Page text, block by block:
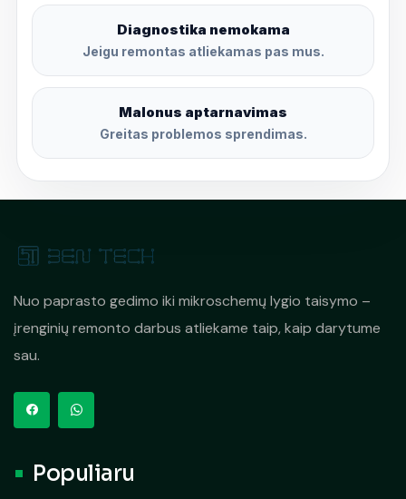
Diagnostika nemokama
Jeigu remontas atliekamas pas mus.
Malonus aptarnavimas
Greitas problemos sprendimas.
Nuo paprasto gedimo iki mikroschemų lygio taisymo –
įrenginių remonto darbus atliekame taip, kaip darytume
sau.
Populiaru